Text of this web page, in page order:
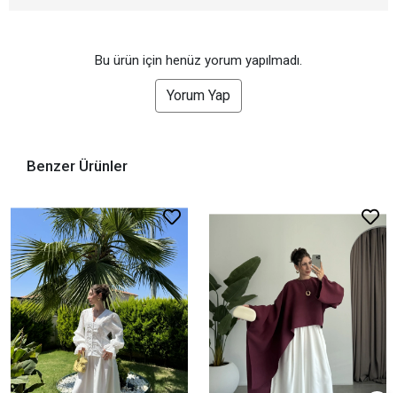
Bu ürün için henüz yorum yapılmadı.
Yorum Yap
Benzer Ürünler